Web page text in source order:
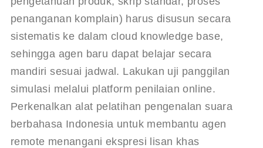
penanganan komplain) harus disusun secara
sistematis ke dalam cloud knowledge base,
sehingga agen baru dapat belajar secara
mandiri sesuai jadwal. Lakukan uji panggilan
simulasi melalui platform penilaian online.
Perkenalkan alat pelatihan pengenalan suara
berbahasa Indonesia untuk membantu agen
remote menangani ekspresi lisan khas